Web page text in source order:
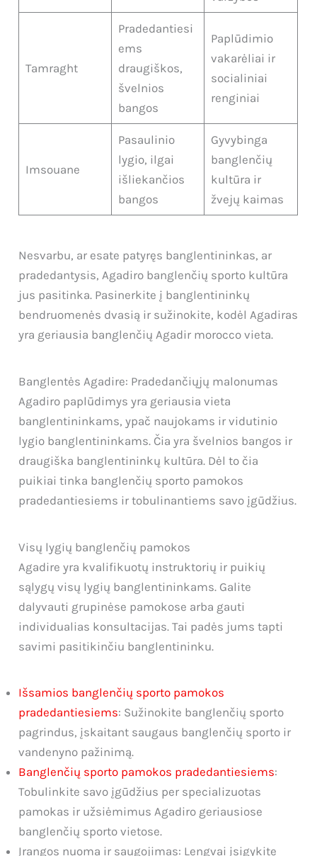
Tamraght
Pradedantiesi
ems
draugiškos,
švelnios
bangos
Paplūdimio
vakarėliai ir
socialiniai
renginiai
Imsouane
Pasaulinio
lygio, ilgai
išliekančios
bangos
Gyvybinga
banglenčių
kultūra ir
žvejų kaimas
Nesvarbu, ar esate patyręs banglentininkas, ar
pradedantysis, Agadiro banglenčių sporto kultūra
jus pasitinka. Pasinerkite į banglentininkų
bendruomenės dvasią ir sužinokite, kodėl Agadiras
yra geriausia banglenčių Agadir morocco vieta.
Banglentės Agadire: Pradedančiųjų malonumas
Agadiro paplūdimys yra geriausia vieta
banglentininkams, ypač naujokams ir vidutinio
lygio banglentininkams. Čia yra švelnios bangos ir
draugiška banglentininkų kultūra. Dėl to čia
puikiai tinka banglenčių sporto pamokos
pradedantiesiems ir tobulinantiems savo įgūdžius.
Visų lygių banglenčių pamokos
Agadire yra kvalifikuotų instruktorių ir puikių
sąlygų visų lygių banglentininkams. Galite
dalyvauti grupinėse pamokose arba gauti
individualias konsultacijas. Tai padės jums tapti
savimi pasitikinčiu banglentininku.
Išsamios banglenčių sporto pamokos
pradedantiesiems: Sužinokite banglenčių sporto
pagrindus, įskaitant saugaus banglenčių sporto ir
vandenyno pažinimą.
Banglenčių sporto pamokos pradedantiesiems:
Tobulinkite savo įgūdžius per specializuotas
pamokas ir užsiėmimus Agadiro geriausiose
banglenčių sporto vietose.
Įrangos nuoma ir saugojimas: Lengvai įsigykite